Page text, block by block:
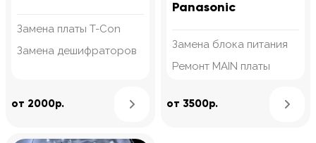
Замена платы T-Con
Замена дешифраторов
от 2000р. Узнать подробнее
Panasonic
Замена блока питания
Ремонт MAIN платы
от 3500р.